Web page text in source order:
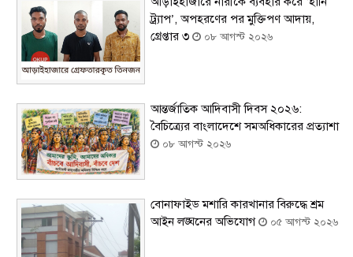
ট্র্যাপ’, অপহরণের পর মুক্তিপণ আদায়,
গ্রেপ্তার ৩
০৮ আগস্ট ২০২৬
আন্তর্জাতিক আদিবাসী দিবস ২০২৬:
বৈচিত্র্যের বাংলাদেশে সমঅধিকারের প্রত্যাশা
০৮ আগস্ট ২০২৬
বোনাফাইড মশারি কারখানার বিরুদ্ধে শ্রম
আইন লঙ্ঘনের অভিযোগ
০৫ আগস্ট ২০২৬